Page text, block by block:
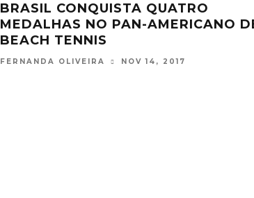
DANIEL “MARANHÃO” ACREDITA EM
UMA EQUIPE SUB23 PREPARADA
PARA O PRIMEIRO TORNEIO
FERNANDA OLIVEIRA OUT 18, 2021